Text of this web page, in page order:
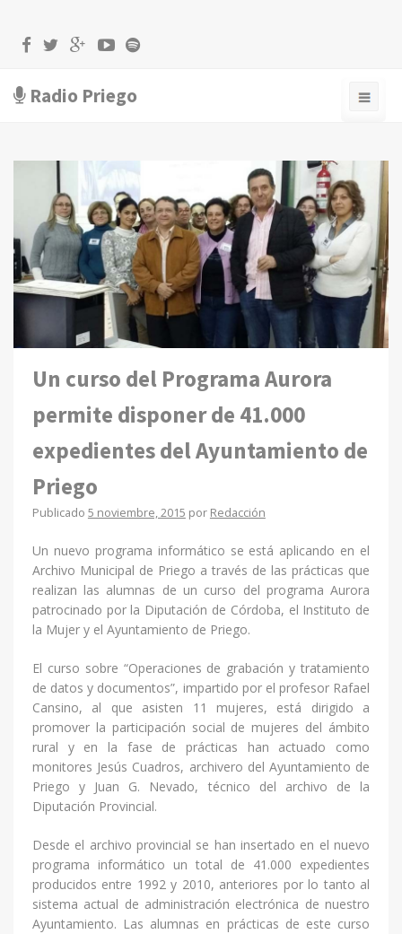
Radio Priego
Un curso del Programa Aurora
permite disponer de 41.000
expedientes del Ayuntamiento de
Priego
Publicado 5 noviembre, 2015 por Redacción
Un nuevo programa informático se está aplicando en el
Archivo Municipal de Priego a través de las prácticas que
realizan las alumnas de un curso del programa Aurora
patrocinado por la Diputación de Córdoba, el Instituto de
la Mujer y el Ayuntamiento de Priego.
El curso sobre “Operaciones de grabación y tratamiento
de datos y documentos”, impartido por el profesor Rafael
Cansino, al que asisten 11 mujeres, está dirigido a
promover la participación social de mujeres del ámbito
rural y en la fase de prácticas han actuado como
monitores Jesús Cuadros, archivero del Ayuntamiento de
Priego y Juan G. Nevado, técnico del archivo de la
Diputación Provincial.
Desde el archivo provincial se han insertado en el nuevo
programa informático un total de 41.000 expedientes
producidos entre 1992 y 2010, anteriores por lo tanto al
sistema actual de administración electrónica de nuestro
Ayuntamiento. Las alumnas en prácticas de este curso